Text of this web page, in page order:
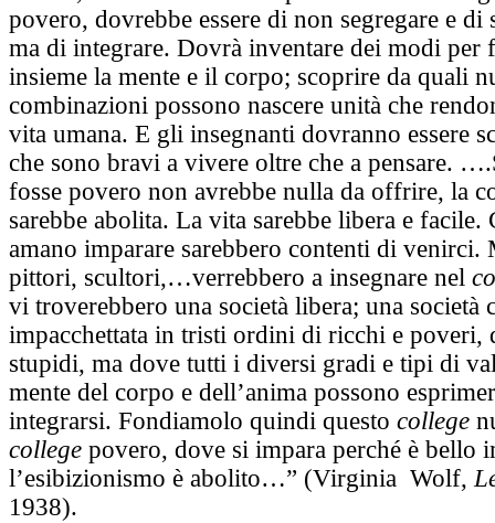
povero, dovrebbe essere di non segregare e di
ma di integrare. Dovrà inventare dei modi per
insieme la mente e il corpo; scoprire da quali
combinazioni possono nascere unità che
vita umana. E gli insegnanti dovranno essere
che sono bravi a vivere oltre che a pensare.
fosse povero non avrebbe nulla da offrire, la
sarebbe abolita. La vita sarebbe libera e facile.
amano imparare sarebbero contenti di venirci.
pittori, scultori,…verrebbero a insegnare nel
vi troverebbero una società libera; una società
impacchettata in tristi ordini di ricchi e poveri,
stupidi, ma dove tutti i diversi gradi e tipi di
mente del corpo e dell’anima possono
integrarsi. Fondiamolo quindi questo college
college povero, dove si impara perché è bello
l’esibizionismo è abolito…” (Virginia Wolf,
1938).